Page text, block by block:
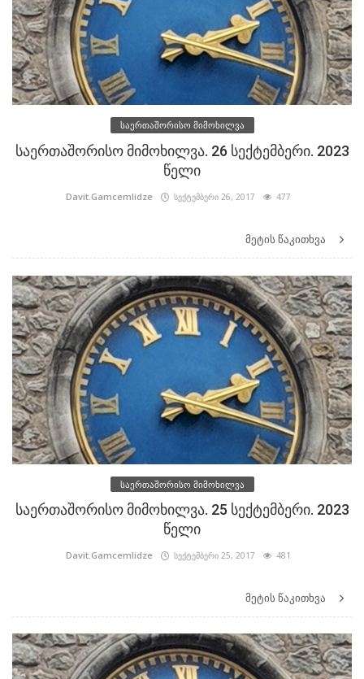
საერთაშორისო მიმოხილვა
საერთაშორისო მიმოხილვა. 26 სექტემბერი. 2023
წელი
Davit.Gamcemlidze სექტემბერი 26, 2017 477
მეტის წაკითხვა
საერთაშორისო მიმოხილვა
საერთაშორისო მიმოხილვა. 25 სექტემბერი. 2023
წელი
Davit.Gamcemlidze სექტემბერი 25, 2017 481
მეტის წაკითხვა